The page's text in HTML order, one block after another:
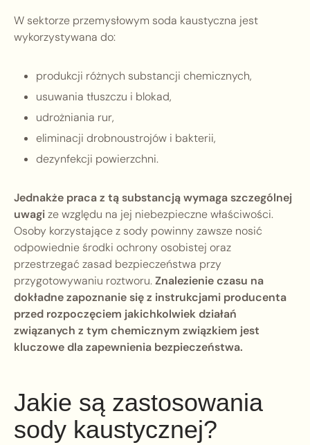
W sektorze przemysłowym soda kaustyczna jest
wykorzystywana do:
produkcji różnych substancji chemicznych,
usuwania tłuszczu i blokad,
udrożniania rur,
eliminacji drobnoustrojów i bakterii,
dezynfekcji powierzchni.
Jednakże praca z tą substancją wymaga szczególnej
uwagize względu na jej niebezpieczne właściwości.
Osoby korzystające z sody powinny zawsze nosić
odpowiednie środki ochrony osobistej oraz
przestrzegać zasad bezpieczeństwa przy
przygotowywaniu roztworu.Znalezienie czasu na
dokładne zapoznanie się z instrukcjami producenta
przed rozpoczęciem jakichkolwiek działań
związanych z tym chemicznym związkiem jest
kluczowe dla zapewnienia bezpieczeństwa.
Jakie są zastosowania
sody kaustycznej?